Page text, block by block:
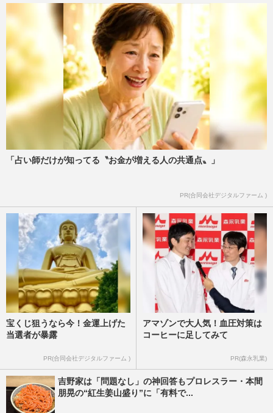
「占い師だけが知ってる〝お金が増える人の共通点〟」
PR(合同会社デジタルファーム )
宝くじ狙うなら今！金運上げた
当選者が暴露
PR(合同会社デジタルファーム )
アマゾンで大人気！血圧対策は
コーヒーに足してみて
PR(森永乳業)
吉野家は「問題なし」の神回答もプロレスラー・本間
朋晃の“紅生姜山盛り”に「有料で...